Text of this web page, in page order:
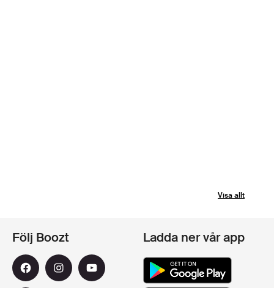
Visa allt
Följ Boozt Ladda ner vår app